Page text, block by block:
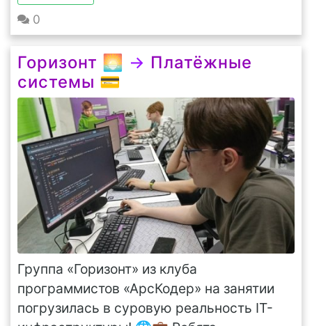
0
Горизонт 🌅 → Платёжные
системы 💳
Группа «Горизонт» из клуба
программистов «АрсКодер» на занятии
погрузилась в суровую реальность IT-